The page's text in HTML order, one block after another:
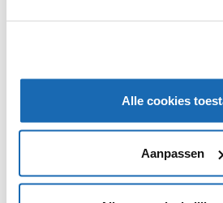
Alle cookies
Aanpassen
Iconic Stripes biedt klassieke